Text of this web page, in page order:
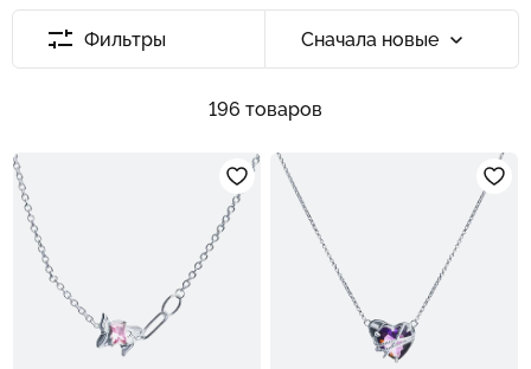
Фильтры Сначала новые
196 товаров